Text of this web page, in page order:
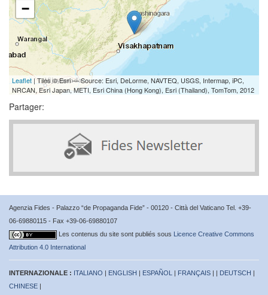
−
Leaflet | Tiles © Esri — Source: Esri, DeLorme, NAVTEQ, USGS, Intermap, iPC,
NRCAN, Esri Japan, METI, Esri China (Hong Kong), Esri (Thailand), TomTom, 2012
Partager:
Agenzia Fides - Palazzo “de Propaganda Fide” - 00120 - Città del Vaticano Tel. +39-
06-69880115 - Fax +39-06-69880107
Les contenus du site sont publiés sous Licence Creative Commons
Attribution 4.0 International
INTERNAZIONALE : ITALIANO | ENGLISH | ESPAÑOL | FRANÇAIS | | DEUTSCH |
CHINESE |